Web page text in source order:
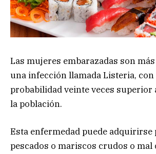
Las mujeres embarazadas son
una infección llamada Listeria, con
probabilidad veinte veces superior
la población.
Esta enfermedad puede
pescados o mariscos crudos o mal